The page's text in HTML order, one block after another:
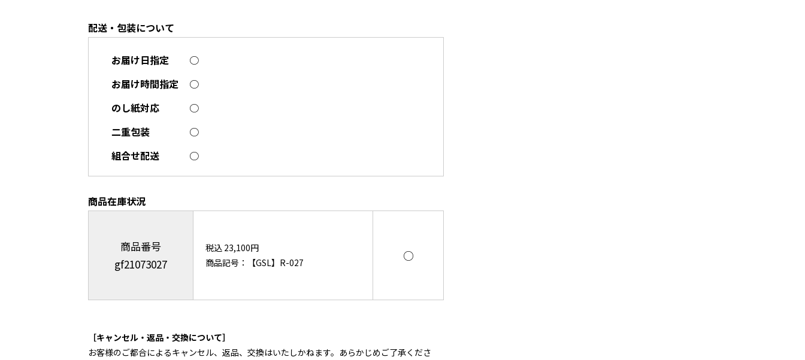
配送・包装について
お届け日指定
○
お届け時間指定
○
のし紙対応
○
二重包装
○
組合せ配送
○
商品在庫状況
商品番号
gf21073027
税込 23,100円
商品記号：【GSL】R-027
○
［キャンセル・返品・交換について］
お客様のご都合によるキャンセル、返品、交換はいたしかねます。あらかじめご了承くださ